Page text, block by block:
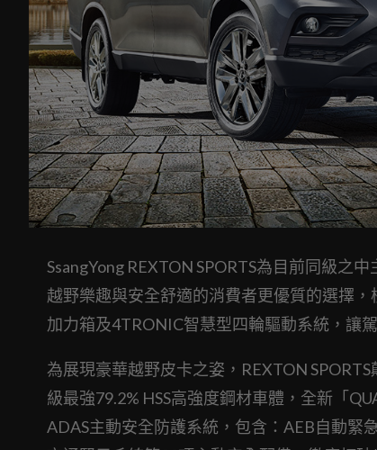
SsangYong REXTON SPORTS為目前同級之
越野樂趣與安全舒適的消費者更優質的選擇
加力箱及4TRONIC智慧型四輪驅動系統，讓
為展現豪華越野皮卡之姿，REXTON
級最強79.2% HSS高強度鋼材車體，全新「
ADAS主動安全防護系統，包含：AEB自動緊